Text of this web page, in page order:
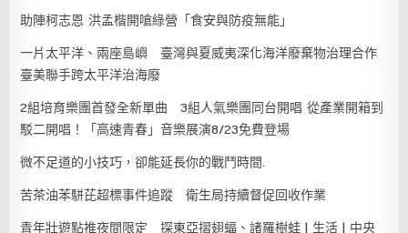
助陣柯志恩 洪孟楷開嗆綠營「食安與防疫無能」
一片太平洋、兩座島嶼 臺灣與夏威夷深化海洋廢棄物治理合作
臺美聯手跨太平洋治海廢
2組培育樂團首發全新單曲 3組人氣樂團同台開唱 從產業開箱到
駁二開唱！「高速青春」音樂展演8/23免費登場
微不足道的小技巧，卻能延長你的戰鬥時間.
苦茶油苯駢芘超標事件追蹤 衛生局持續督促回收作業
青年壯遊點推夜間限定 探東亞摺翅蝠、諸羅樹蛙 | 生活 | 中央